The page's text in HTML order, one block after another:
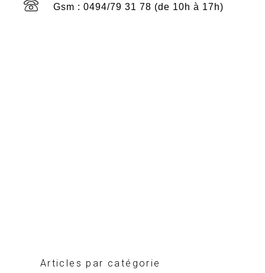
Gsm : 0494/79 31 78 (de 10h à 17h)
Articles par catégorie